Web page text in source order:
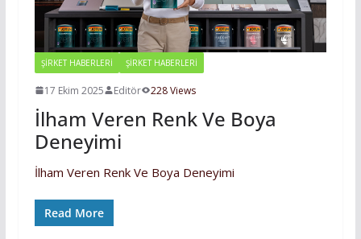
ŞIRKET HABERLERI ŞİRKET HABERLERİ
17 Ekim 2025 Editör 228 Views
İlham Veren Renk Ve Boya
Deneyimi
İlham Veren Renk Ve Boya Deneyimi
Read More